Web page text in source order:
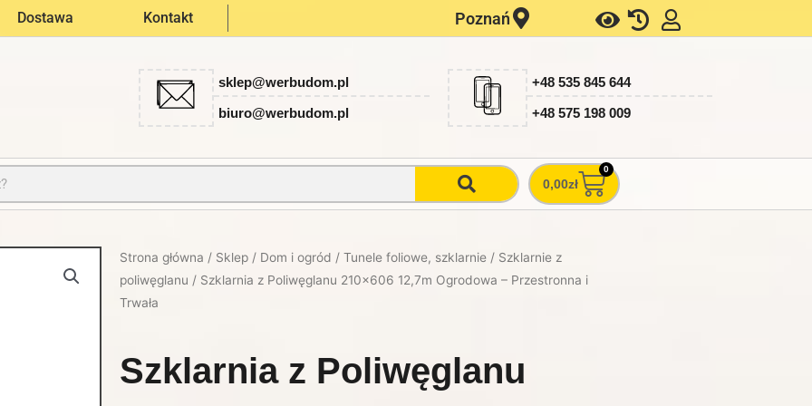
Dostawa Kontakt Poznań
sklep@werbudom.pl
biuro@werbudom.pl
+48 535 845 644
+48 575 198 009
0,00zł
0
Wózek
Strona główna / Sklep / Dom i ogród / Tunele foliowe, szklarnie / Szklarnie z
poliwęglanu / Szklarnia z Poliwęglanu 210×606 12,7m Ogrodowa – Przestronna i
Trwała
Szklarnia z Poliwęglanu